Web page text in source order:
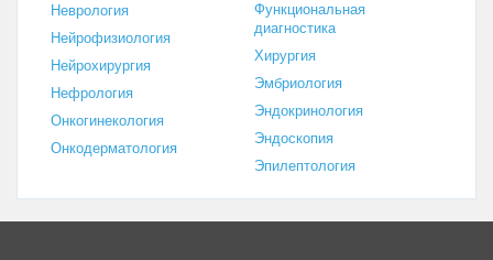
Неврология
Нейрофизиология
Нейрохирургия
Нефрология
Онкогинекология
Онкодерматология
Функциональная
диагностика
Хирургия
Эмбриология
Эндокринология
Эндоскопия
Эпилептология